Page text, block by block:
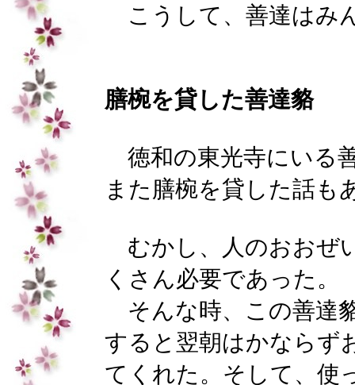
こうして、善達はみ
膳椀を貸した善達貉
徳和の東光寺にいる
また膳椀を貸した話も
むかし、人のおおぜ
くさん必要であった。
そんな時、この善達
すると翌朝はかならず
てくれた。そして、使